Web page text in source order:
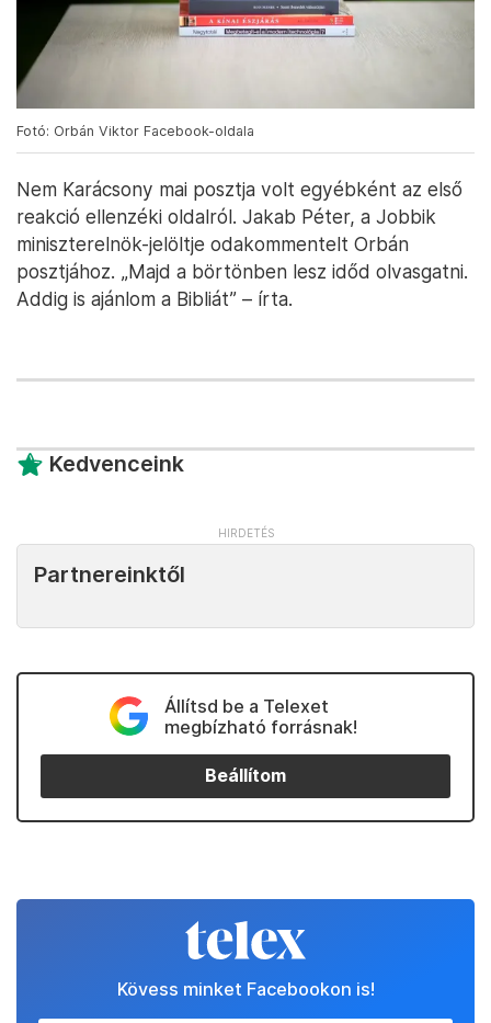
Fotó: Orbán Viktor Facebook-oldala
Nem Karácsony mai posztja volt egyébként az első
reakció ellenzéki oldalról. Jakab Péter, a Jobbik
miniszterelnök-jelöltje odakommentelt Orbán
posztjához. „Majd a börtönben lesz időd olvasgatni.
Addig is ajánlom a Bibliát” – írta.
Kedvenceink
Partnereinktől
Állítsd be a Telexet
megbízható forrásnak!
Beállítom
Kövess minket Facebookon is!